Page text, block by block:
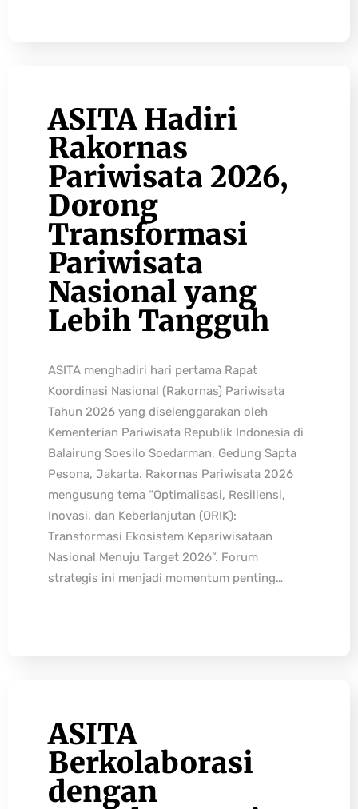
ASITA Hadiri
Rakornas
Pariwisata 2026,
Dorong
Transformasi
Pariwisata
Nasional yang
Lebih Tangguh
ASITA menghadiri hari pertama Rapat
Koordinasi Nasional (Rakornas) Pariwisata
Tahun 2026 yang diselenggarakan oleh
Kementerian Pariwisata Republik Indonesia di
Balairung Soesilo Soedarman, Gedung Sapta
Pesona, Jakarta. Rakornas Pariwisata 2026
mengusung tema “Optimalisasi, Resiliensi,
Inovasi, dan Keberlanjutan (ORIK):
Transformasi Ekosistem Kepariwisataan
Nasional Menuju Target 2026”. Forum
strategis ini menjadi momentum penting…
ASITA
Berkolaborasi
dengan